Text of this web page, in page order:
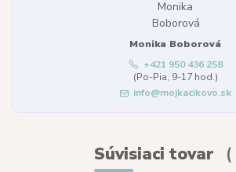
Monika Boborová
+421 950 436 258
(Po-Pia, 9-17 hod.)
info@mojkacikovo.sk
Súvisiaci tovar